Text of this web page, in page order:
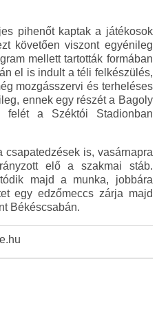
pihenőt kaptak a játékosok
követően viszont egyénileg
mellett tartották formában
el is indult a téli felkészülés,
mozgásszervi és terheléses
ennek egy részét a Bagoly
felét a Széktói Stadionban
csapatedzések is, vasárnapra
elő a szakmai stáb.
majd a munka, jobbára
egy edzőmeccs zárja majd
Békéscsabán.